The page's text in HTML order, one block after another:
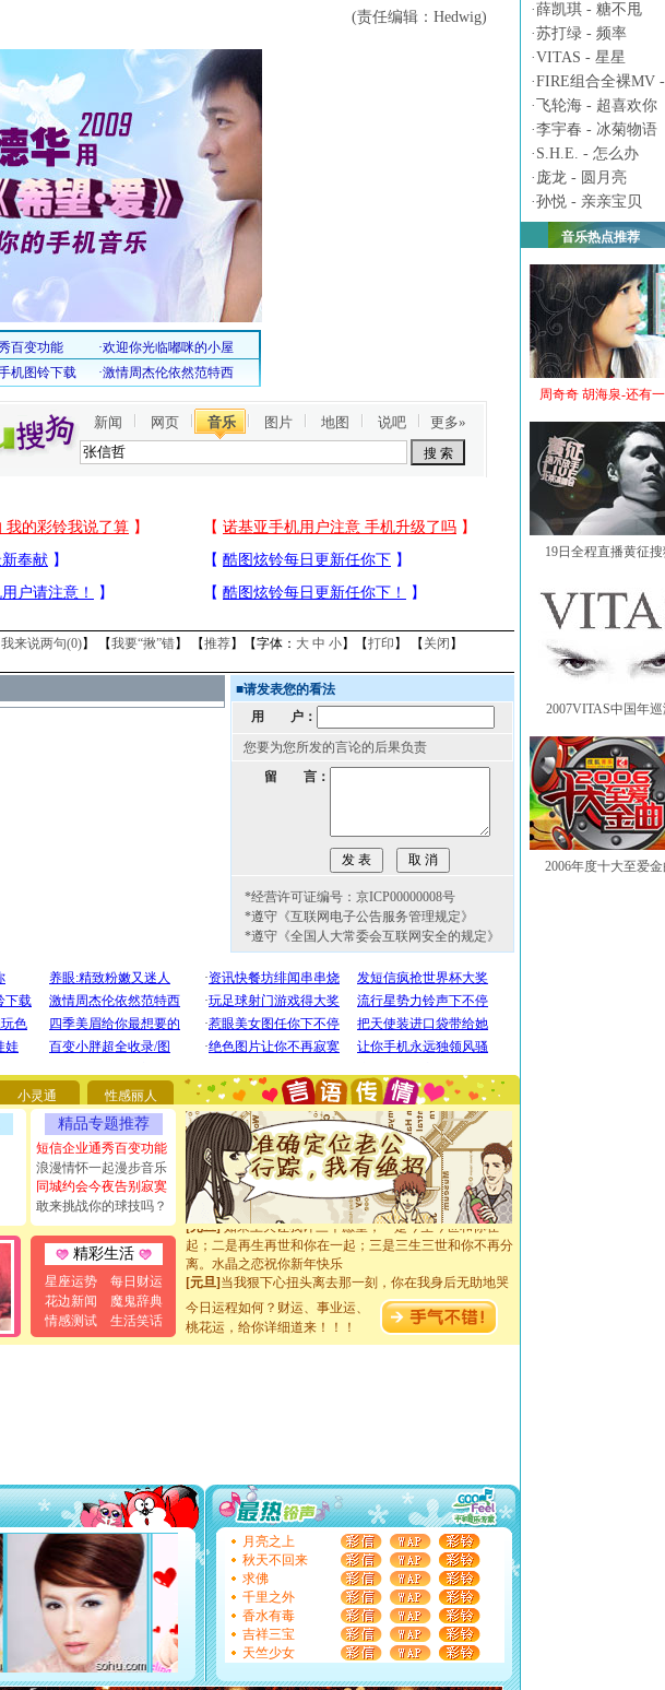
(责任编辑：Hedwig)
新闻 网页 音乐 图片 地图 说吧 更多»
我来说两句(0)】 【我要“揪”错】 【推荐】【字体： 大 中 小】【打印 】 【 关闭 】
■请发表您的看法
用 户：
您要为您所发的言论的后果负责
留 言：
*经营许可证编号：京ICP00000008号
*遵守《互联网电子公告服务管理规定》
*遵守《全国人大常委会互联网安全的规定》
小灵通 性感丽人
精品专题推荐
短信企业通秀百变功能
浪漫情怀一起漫步音乐
同城约会今夜告别寂寞
敢来挑战你的球技吗？
精彩生活
星座运势
每日财运
花边新闻
魔鬼辞典
情感测试
生活笑话
你太多，只有给你五千万：千万快乐！千万要健康！千万
要平安！千万要知足！千万不要忘记我！
能正大光明地骚扰你,告诉你,圣诞要快乐!新年要快乐!天
天都要快乐噢!
[圣诞节]奉上一颗祝福的心,在这个特别的日子里,愿幸福,
如意,快乐,鲜花,一切美好的祝愿与你同在.圣诞快乐!
[元旦]看到你我会触电；看不到你我要充电；没有你我会
断电。爱你是我职业，想你是我事业，抱你是我特长，吻
你是我专业！水晶之恋祝你新年快乐
[元旦]如果上天让我许三个愿望，一是今生今世和你在一
起；二是再生再世和你在一起；三是三生三世和你不再分
离。水晶之恋祝你新年快乐
[元旦]当我狠下心扭头离去那一刻，你在我身后无助地哭
泣，这痛楚让我明白我多么爱你。我转身抱住你：这猪不
卖了。水晶之恋祝你新年快乐。
[春节]风柔雨润好月圆，半岛铁盒伴身边，每日尽显开心
颜！冬去春来似水如烟，劳碌人生需尽欢！听一曲轻歌，
[圣诞节]不只这样的日子才会想起你,而是这样的日子才
能正大光明地骚扰你,告诉你,圣诞要快乐!新年要快乐!天
天都要快乐噢!
[圣诞节]
奉上一颗祝福的心,在这个特别的日子里,愿幸福,
如意,快乐,鲜花,一切美好的祝愿与你同在.圣诞快乐!
[元旦]
看到你我会触电；看不到你我要充电；没有你我会
断电。爱你是我职业，想你是我事业，抱你是我特长，吻
你是我专业！水晶之恋祝你新年快乐
[元旦]
如果上天让我许三个愿望，一是今生今世和你在一
起；二是再生再世和你在一起；三是三生三世和你不再分
离。水晶之恋祝你新年快乐
今日运程如何？财运、事业运、
桃花运，给你详细道来！！！
月亮之上
秋天不回来
求佛
千里之外
香水有毒
吉祥三宝
天竺少女
·薛凯琪 - 糖不甩
·苏打绿 - 频率
·VITAS - 星星
·FIRE组合全裸MV
· 飞轮海 - 超喜欢你
·李宇春 - 冰菊物语
· S.H.E. - 怎么办
· 庞龙 - 圆月亮
·孙悦 - 亲亲宝贝
音乐热点推荐
周奇奇 胡海泉-还有
19日全程直播黄征
2007VITAS中国年
2006年度十大至爱